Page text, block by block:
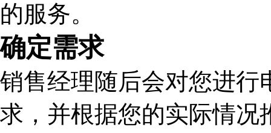
的服务。
确定需求
销售经理随后会对您进行
求，并根据您的实际情况